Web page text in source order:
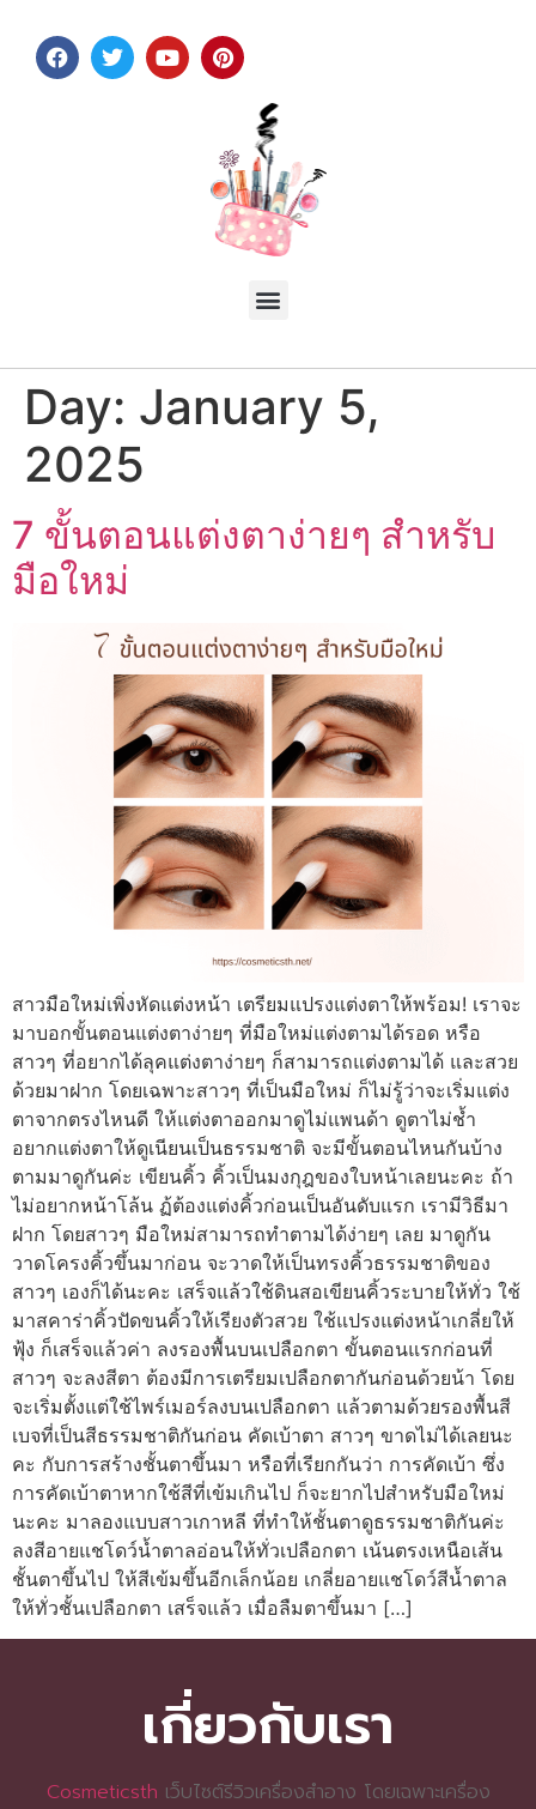
Day: January 5,
2025
7 ขั้นตอนแต่งตาง่ายๆ สำหรับ
มือใหม่
สาวมือใหม่เพิ่งหัดแต่งหน้า เตรียมแปรงแต่งตาให้พร้อม! เราจะ
มาบอกขั้นตอนแต่งตาง่ายๆ ที่มือใหม่แต่งตามได้รอด หรือ
สาวๆ ที่อยากได้ลุคแต่งตาง่ายๆ ก็สามารถแต่งตามได้ และสวย
ด้วยมาฝาก โดยเฉพาะสาวๆ ที่เป็นมือใหม่ ก็ไม่รู้ว่าจะเริ่มแต่ง
ตาจากตรงไหนดี ให้แต่งตาออกมาดูไม่แพนด้า ดูตาไม่ช้ำ
อยากแต่งตาให้ดูเนียนเป็นธรรมชาติ จะมีขั้นตอนไหนกันบ้าง
ตามมาดูกันค่ะ เขียนคิ้ว คิ้วเป็นมงกุฎของใบหน้าเลยนะคะ ถ้า
ไม่อยากหน้าโล้น ฏ้ต้องแต่งคิ้วก่อนเป็นอันดับแรก เรามีวิธีมา
ฝาก โดยสาวๆ มือใหม่สามารถทำตามได้ง่ายๆ เลย มาดูกัน
วาดโครงคิ้วขึ้นมาก่อน จะวาดให้เป็นทรงคิ้วธรรมชาติของ
สาวๆ เองก็ได้นะคะ เสร็จแล้วใช้ดินสอเขียนคิ้วระบายให้ทั่ว ใช้
มาสคาร่าคิ้วปัดขนคิ้วให้เรียงตัวสวย ใช้แปรงแต่งหน้าเกลี่ยให้
ฟุ้ง ก็เสร็จแล้วค่า ลงรองพื้นบนเปลือกตา ขั้นตอนแรกก่อนที่
สาวๆ จะลงสีตา ต้องมีการเตรียมเปลือกตากันก่อนด้วยน้า โดย
จะเริ่มตั้งแต่ใช้ไพร์เมอร์ลงบนเปลือกตา แล้วตามด้วยรองพื้นสี
เบจที่เป็นสีธรรมชาติกันก่อน คัดเบ้าตา สาวๆ ขาดไม่ได้เลยนะ
คะ กับการสร้างชั้นตาขึ้นมา หรือที่เรียกกันว่า การคัดเบ้า ซึ่ง
การคัดเบ้าตาหากใช้สีที่เข้มเกินไป ก็จะยากไปสำหรับมือใหม่
นะคะ มาลองแบบสาวเกาหลี ที่ทำให้ชั้นตาดูธรรมชาติกันค่ะ
ลงสีอายแชโดว์น้ำตาลอ่อนให้ทั่วเปลือกตา เน้นตรงเหนือเส้น
ชั้นตาขึ้นไป ให้สีเข้มขึ้นอีกเล็กน้อย เกลี่ยอายแชโดว์สีน้ำตาล
ให้ทั่วชั้นเปลือกตา เสร็จแล้ว เมื่อลืมตาขึ้นมา […]
เกี่ยวกับเรา
Cosmeticsth เว็บไซต์รีวิวเครื่องสำอาง โดยเฉพาะเครื่อง